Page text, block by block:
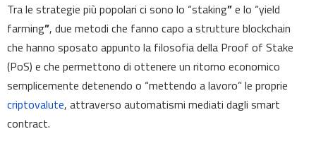
Tra le strategie più popolari ci sono lo “staking”e lo “yield
farming”, due metodi che fanno capo a strutture blockchain
che hanno sposato appunto la filosofia della Proof of Stake
(PoS) e che permettono di ottenere un ritorno economico
semplicemente detenendo o “mettendo a lavoro” le proprie
criptovalute, attraverso automatismi mediati dagli smart
contract.